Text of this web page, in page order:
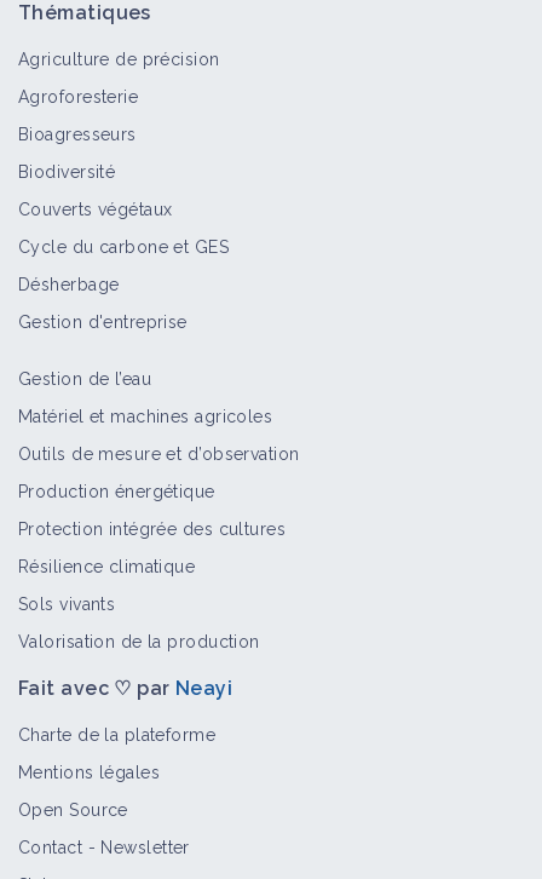
Thématiques
Agriculture de précision
Agroforesterie
Bioagresseurs
Biodiversité
Couverts végétaux
Cycle du carbone et GES
Désherbage
Gestion d'entreprise
Gestion de l’eau
Matériel et machines agricoles
Outils de mesure et d’observation
Production énergétique
Protection intégrée des cultures
Résilience climatique
Sols vivants
Valorisation de la production
Fait avec ♡ par Neayi
Charte de la plateforme
Mentions légales
Open Source
Contact - Newsletter